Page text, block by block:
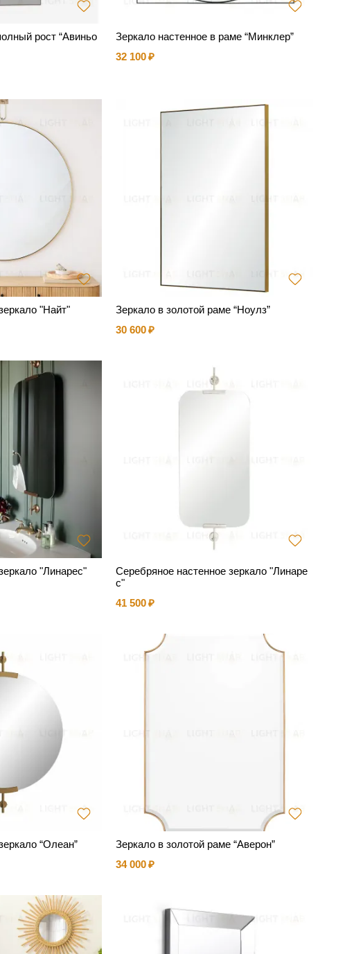
рост “Авиньо
Зеркало настенное в раме “Минклер”
32 100
"Найт"
Зеркало в золотой раме “Ноулз”
30 600
"Линарес"
Серебряное настенное зеркало "Линаре
с"
41 500
“Олеан”
Зеркало в золотой раме “Аверон”
34 000